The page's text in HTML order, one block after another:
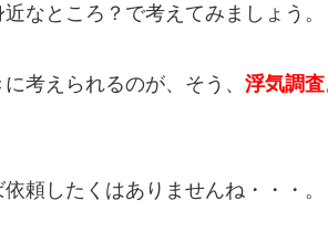
なところ？で考えてみましょう。
に考えられるのが、そう、 浮気調査
頼したくはありませんね・・・。